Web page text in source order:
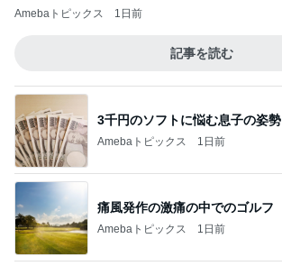
Amebaトピックス 1日前
記事を読む
3千円のソフトに悩む息子の姿勢
Amebaトピックス 1日前
痛風発作の激痛の中でのゴルフ
Amebaトピックス 1日前